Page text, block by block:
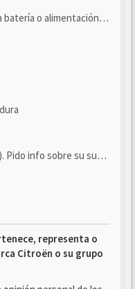
o alimentación eléctri...
info sobre su sustitución
representa o
Citroën o su grupo